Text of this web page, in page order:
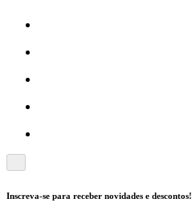
Inscreva-se para receber novidades e descontos!